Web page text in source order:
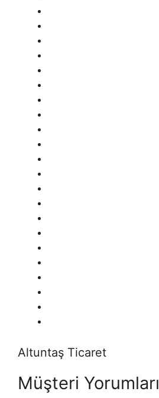
Altuntaş Ticaret
Müşteri Yorumları